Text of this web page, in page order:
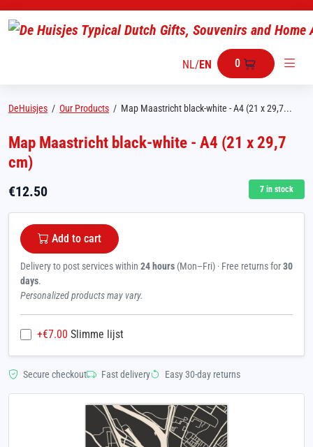
NL/EN 0
DeHuisjes / Our Products / Map Maastricht black-white - A4 (21 x 29,7...
Map Maastricht black-white - A4 (21 x 29,7
cm)
€12.50 7 in stock
Add to cart
Delivery to post services within 24 hours (Mon–Fri) · Free returns for30
days.
Personalized products may vary.
+€7.00 Slimme lijst
Secure checkout Fast delivery Easy 30-day returns